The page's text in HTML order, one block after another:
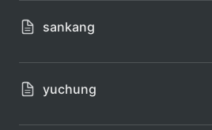
sankang
yuchung